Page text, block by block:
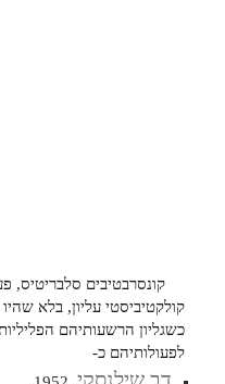
קונסרבטיבים סלבריטיס,
קולקטיביסטי עליון, בלא
כשגליון הרשעותיהם
לפעולותיהם כ-